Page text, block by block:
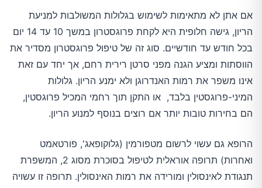
אם אתן לא מתאימות לשימוש בגלולות המשולבות למניעת
הריון, גישה חלופית היא לקחת פרוגסטרון במשך 10 עד 14 יום
בכל חודש עד חודשיים. סוג זה של טיפול פרוגסטרון מסדיר את
הווסתות ומציע הגנה מפני סרטן רירית רחם, אך יחד עם זאת
אינו משפר את רמות האנדרוגן ולא ימנע הריון. גלולות
המיני-פרוגסטין בלבד, או התקן תוך רחמי המכיל פרוגסטין,
הם בחירות טובות יותר אם רוצים בנוסף למנוע הריון.
הרופא גם עשוי לרשום מטפורמין (גלוקופאג', פורטאמט
ואחרות) תרופה אוראלית לטיפול בסוכרת מסוג 2, המשפרת
תנגודת לאינסולין ומורידה את רמות האינסולין. תרופה זו עשויה